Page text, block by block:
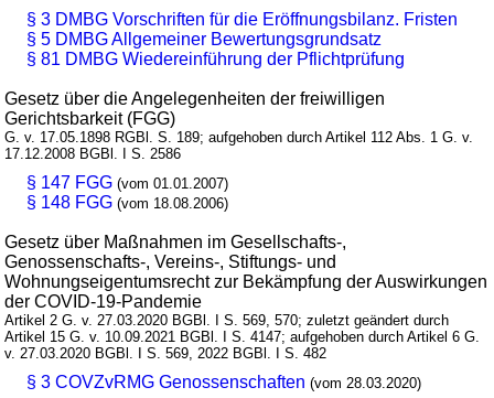
§ 3 DMBG Vorschriften für die Eröffnungsbilanz. Fristen
§ 5 DMBG Allgemeiner Bewertungsgrundsatz
§ 81 DMBG Wiedereinführung der Pflichtprüfung
Gesetz über die Angelegenheiten der freiwilligen
Gerichtsbarkeit (FGG)
G. v. 17.05.1898 RGBl. S. 189; aufgehoben durch Artikel 112 Abs. 1 G. v.
17.12.2008 BGBl. I S. 2586
§ 147 FGG (vom 01.01.2007)
§ 148 FGG (vom 18.08.2006)
Gesetz über Maßnahmen im Gesellschafts-,
Genossenschafts-, Vereins-, Stiftungs- und
Wohnungseigentumsrecht zur Bekämpfung der Auswirkungen
der COVID-19-Pandemie
Artikel 2 G. v. 27.03.2020 BGBl. I S. 569, 570; zuletzt geändert durch
Artikel 15 G. v. 10.09.2021 BGBl. I S. 4147; aufgehoben durch Artikel 6 G.
v. 27.03.2020 BGBl. I S. 569, 2022 BGBl. I S. 482
§ 3 COVZvRMG Genossenschaften (vom 28.03.2020)